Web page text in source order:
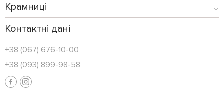
Крамниці
Контактні дані
+38 (067) 676-10-00
+38 (093) 899-98-58